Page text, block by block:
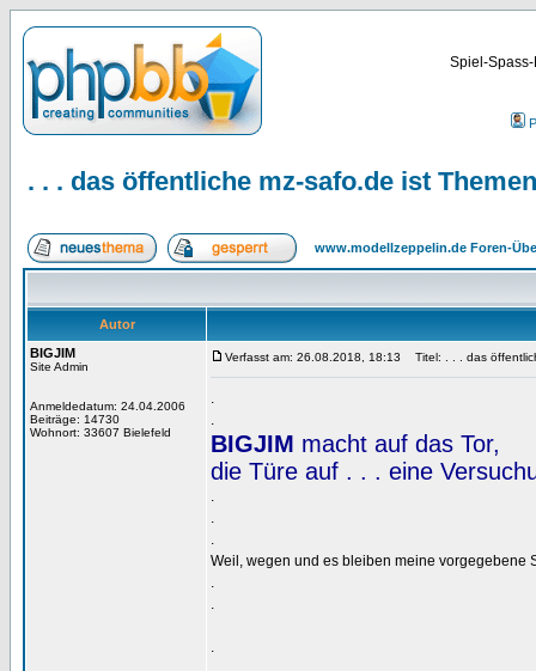
Spiel-
. . . das öffentliche mz-safo.de ist
www.modellzeppelin.de Foren-
Autor
BIGJIM
Site Admin
Anmeldedatum: 24.04.2006
Beiträge: 14730
Wohnort: 33607 Bielefeld
Verfasst am: 26.08.2018, 18:13 Titel: . . . das
.
.
BIGJIM macht auf das Tor,
die Türe auf . . . eine
.
.
.
Weil, wegen und es bleiben meine vorgegebene
.
.
.